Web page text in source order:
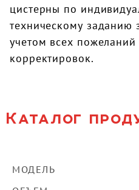
цистерны по
техническому заданию
учетом всех пожеланий
корректировок.
Каталог
МОДЕЛЬ